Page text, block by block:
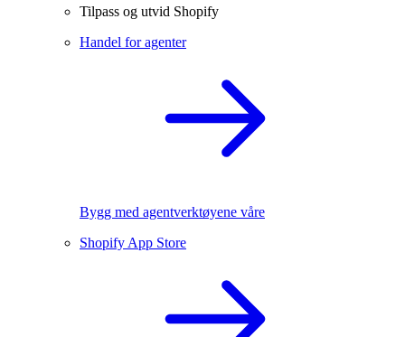
Tilpass og utvid Shopify
Handel for agenter
Bygg med agentverktøyene våre
Shopify App Store